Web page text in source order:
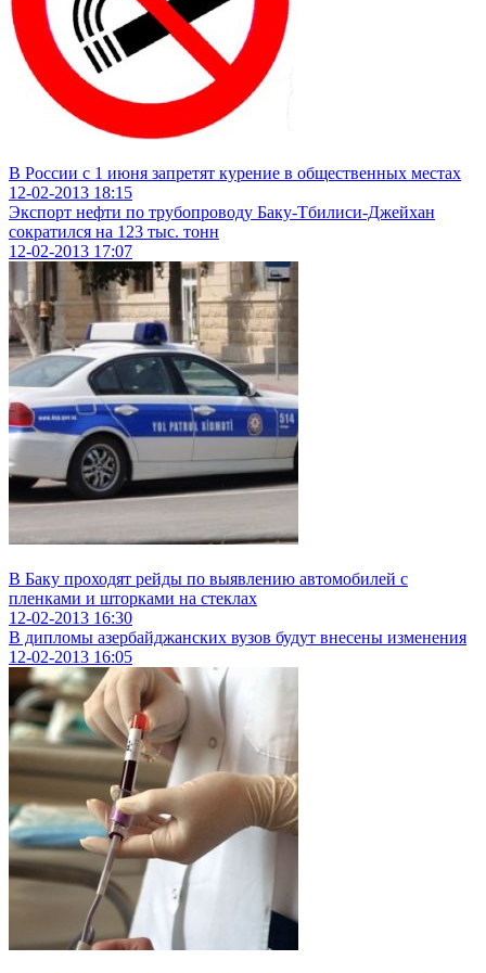
В России с 1 июня запретят курение в общественных местах
12-02-2013 18:15
Экспорт нефти по трубопроводу Баку-Тбилиси-Джейхан
сократился на 123 тыс. тонн
12-02-2013 17:07
В Баку проходят рейды по выявлению автомобилей с
пленками и шторками на стеклах
12-02-2013 16:30
В дипломы азербайджанских вузов будут внесены изменения
12-02-2013 16:05